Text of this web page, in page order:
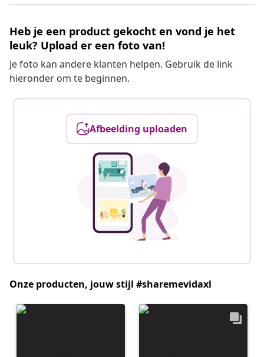
Heb je een product gekocht en vond je het
leuk? Upload er een foto van!
Je foto kan andere klanten helpen. Gebruik de link
hieronder om te beginnen.
Afbeelding uploaden
Onze producten, jouw stijl #sharemevidaxl